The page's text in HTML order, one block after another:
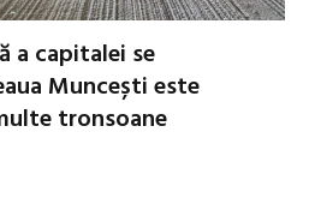
a capitalei se
Muncești este
tronsoane